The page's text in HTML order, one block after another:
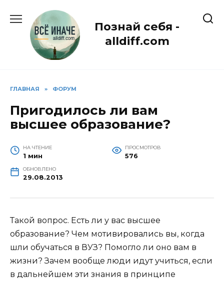
содержанию
Познай себя -
alldiff.com
ГЛАВНАЯ » ФОРУМ
Пригодилось ли вам
высшее образование?
НА ЧТЕНИЕ
1 мин
ПРОСМОТРОВ
576
ОБНОВЛЕНО
29.08.2013
Такой вопрос. Есть ли у вас высшее
образование? Чем мотивировались вы, когда
шли обучаться в ВУЗ? Помогло ли оно вам в
жизни? Зачем вообще люди идут учиться, если
в дальнейшем эти знания в принципе